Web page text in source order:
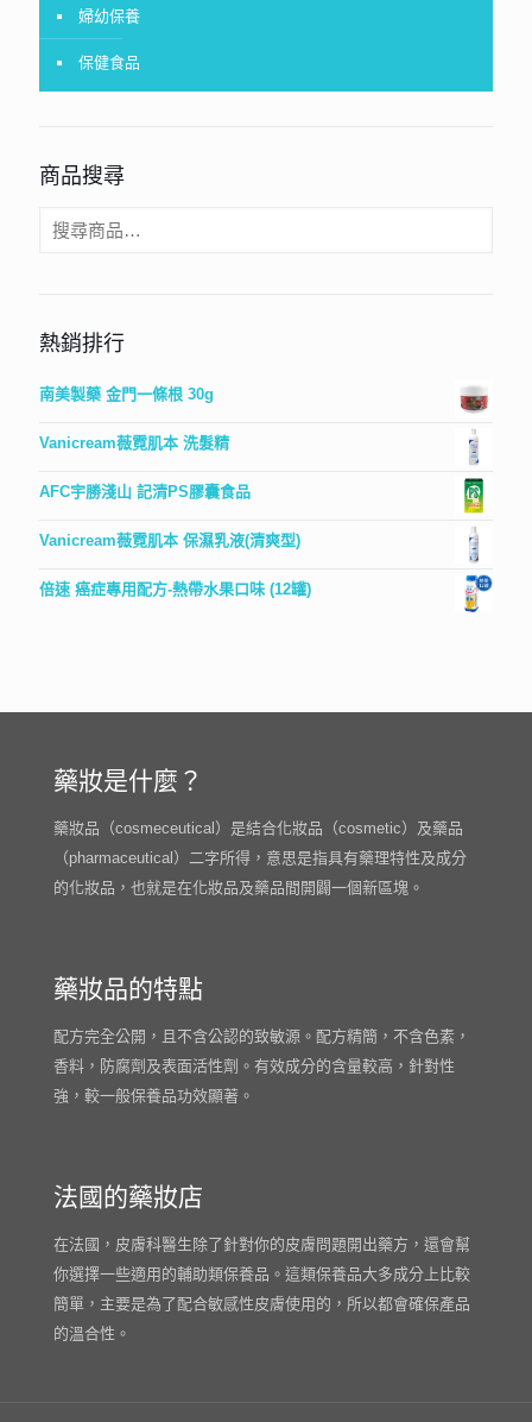
婦幼保養
保健食品
商品搜尋
熱銷排行
南美製藥 金門一條根 30g
Vanicream薇霓肌本 洗髮精
AFC宇勝淺山 記清PS膠囊食品
Vanicream薇霓肌本 保濕乳液(清爽型)
倍速 癌症專用配方-熱帶水果口味 (12罐)
藥妝是什麼？
藥妝品（cosmeceutical）是結合化妝品（cosmetic）及藥品
（pharmaceutical）二字所得，意思是指具有藥理特性及成分
的化妝品，也就是在化妝品及藥品間開闢一個新區塊。
藥妝品的特點
配方完全公開，且不含公認的致敏源。配方精簡，不含色素，
香料，防腐劑及表面活性劑。有效成分的含量較高，針對性
強，較一般保養品功效顯著。
法國的藥妝店
在法國，皮膚科醫生除了針對你的皮膚問題開出藥方，還會幫
你選擇一些適用的輔助類保養品。這類保養品大多成分上比較
簡單，主要是為了配合敏感性皮膚使用的，所以都會確保產品
的溫合性。